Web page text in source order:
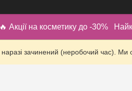
🔥 Акції на косметику до -30%
зачинений (неробочий час).